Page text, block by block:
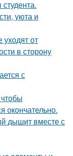
уюта и
от
в сторону
с
окончательно.
дышит вместе с